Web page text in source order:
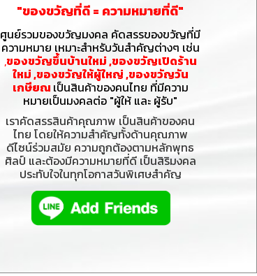
"ของขวัญที่ดี = ความหมายที่ดี"
ศูนย์รวมของขวัญมงคล คัดสรรของขวัญที่มี
ความหมาย เหมาะสำหรับวันสำคัญต่างๆ เช่น
,ของขวัญขึ้นบ้านใหม่ ,ของขวัญเปิดร้าน
ใหม่ ,ของขวัญให้ผู้ใหญ่ ,ของขวัญวัน
เกษียณ เป็นสินค้าของคนไทย ที่มีความ
หมายเป็นมงคลต่อ "ผู้ให้ และ ผู้รับ"
เราคัดสรรสินค้าคุณภาพ เป็นสินค้าของคน
ไทย โดยให้ความสำคัญทั้งด้านคุณภาพ
ดีไซน์ร่วมสมัย ความถูกต้องตามหลักพุทธ
ศิลป์ และต้องมีความหมายที่ดี เป็นสิริมงคล
ประทับใจในทุกโอกาสวันพิเศษสำคัญ